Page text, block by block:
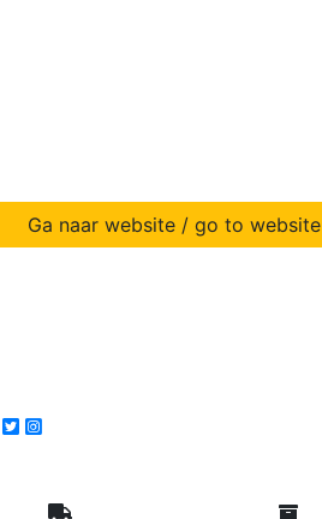
Ga naar website / go to website